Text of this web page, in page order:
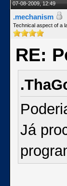
07-08-2009, 12:49
.mechanism
Technical aspect of a
RE:
Já